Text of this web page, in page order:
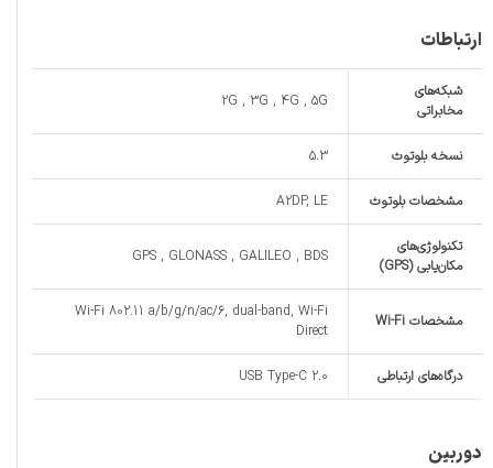
ارتباطات
شبکه‌های
مخابراتی
2G , 3G , 4G , 5G
نسخه بلوتوث 5.3
مشخصات بلوتوث A2DP, LE
تکنولوژی‌های
مکان‌یابی (GPS)
GPS , GLONASS , GALILEO , BDS
مشخصات Wi-Fi
Wi-Fi 802.11 a/b/g/n/ac/6, dual-band, Wi-Fi
Direct
درگاه‌های ارتباطی USB Type-C 2.0
دوربین